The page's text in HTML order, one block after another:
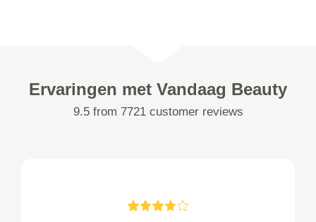
Ervaringen met Vandaag Beauty
9.5 from 7721 customer reviews